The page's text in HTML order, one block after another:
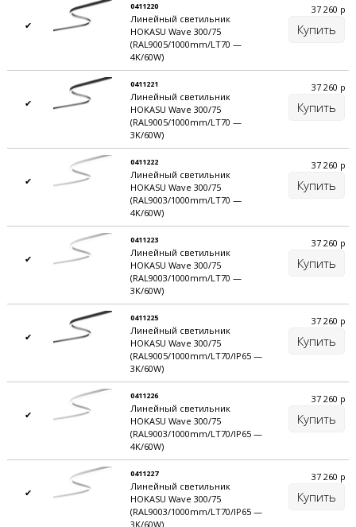
✔
0411220
Линейный светильник
HOKASU Wave 300/75
(RAL9005/1000mm/LT70 —
4K/60W)
37 260 р
Купить
✔
0411221
Линейный светильник
HOKASU Wave 300/75
(RAL9005/1000mm/LT70 —
3K/60W)
37 260 р
Купить
✔
0411222
Линейный светильник
HOKASU Wave 300/75
(RAL9003/1000mm/LT70 —
4K/60W)
37 260 р
Купить
✔
0411223
Линейный светильник
HOKASU Wave 300/75
(RAL9003/1000mm/LT70 —
3K/60W)
37 260 р
Купить
✔
0411225
Линейный светильник
HOKASU Wave 300/75
(RAL9005/1000mm/LT70/IP65 —
3K/60W)
37 260 р
Купить
✔
0411226
Линейный светильник
HOKASU Wave 300/75
(RAL9003/1000mm/LT70/IP65 —
4K/60W)
37 260 р
Купить
✔
0411227
Линейный светильник
HOKASU Wave 300/75
(RAL9003/1000mm/LT70/IP65 —
3K/60W)
37 260 р
Купить